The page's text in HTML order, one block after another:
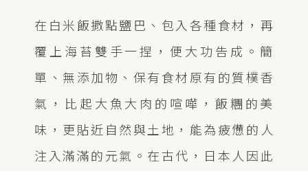
在白米飯撒點鹽巴、包入各種食材，再
覆上海苔雙手一捏，便大功告成。簡
單、無添加物、保有食材原有的質樸香
氣，比起大魚大肉的喧嘩，飯糰的美
味，更貼近自然與土地，能為疲憊的人
注入滿滿的元氣。在古代，日本人因此